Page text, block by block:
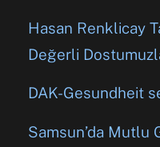
Hasan Renklicay
Değerli
DAK-Gesundheit
Samsun’da Mutlu